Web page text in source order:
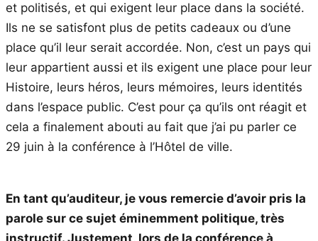
et politisés, et qui exigent leur place dans la société.
Ils ne se satisfont plus de petits cadeaux ou d’une
place qu’il leur serait accordée. Non, c’est un pays qui
leur appartient aussi et ils exigent une place pour leur
Histoire, leurs héros, leurs mémoires, leurs identités
dans l’espace public. C’est pour ça qu’ils ont réagit et
cela a finalement abouti au fait que j’ai pu parler ce
29 juin à la conférence à l’Hôtel de ville.
En tant qu’auditeur, je vous remercie d’avoir pris la
parole sur ce sujet éminemment politique, très